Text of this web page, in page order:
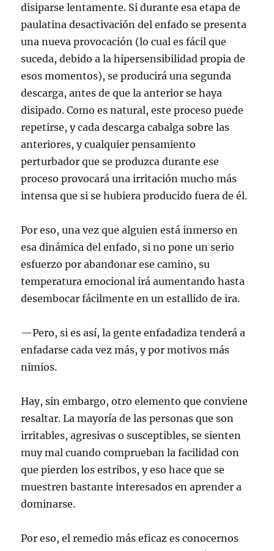
disiparse lentamente. Si durante esa etapa de
paulatina desactivación del enfado se presenta
una nueva provocación (lo cual es fácil que
suceda, debido a la hipersensibilidad propia de
esos momentos), se producirá una segunda
descarga, antes de que la anterior se haya
disipado. Como es natural, este proceso puede
repetirse, y cada descarga cabalga sobre las
anteriores, y cualquier pensamiento
perturbador que se produzca durante ese
proceso provocará una irritación mucho más
intensa que si se hubiera producido fuera de él.
Por eso, una vez que alguien está inmerso en
esa dinámica del enfado, si no pone un serio
esfuerzo por abandonar ese camino, su
temperatura emocional irá aumentando hasta
desembocar fácilmente en un estallido de ira.
—Pero, si es así, la gente enfadadiza tenderá a
enfadarse cada vez más, y por motivos más
nimios.
Hay, sin embargo, otro elemento que conviene
resaltar. La mayoría de las personas que son
irritables, agresivas o susceptibles, se sienten
muy mal cuando comprueban la facilidad con
que pierden los estribos, y eso hace que se
muestren bastante interesados en aprender a
dominarse.
Por eso, el remedio más eficaz es conocernos